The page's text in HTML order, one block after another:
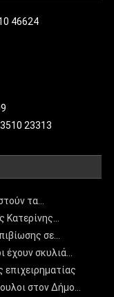
46624
23313
τα…
Κατερίνης…
σε…
έχουν σκυλιά…
επιχειρηματίας
στον Δήμο…